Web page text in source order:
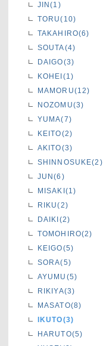
JIN(1)
TORU(10)
TAKAHIRO(6)
SOUTA(4)
DAIGO(3)
KOHEI(1)
MAMORU(12)
NOZOMU(3)
YUMA(7)
KEITO(2)
AKITO(3)
SHINNOSUKE(2)
JUN(6)
MISAKI(1)
RIKU(2)
DAIKI(2)
TOMOHIRO(2)
KEIGO(5)
SORA(5)
AYUMU(5)
RIKIYA(3)
MASATO(8)
IKUTO(3)
HARUTO(5)